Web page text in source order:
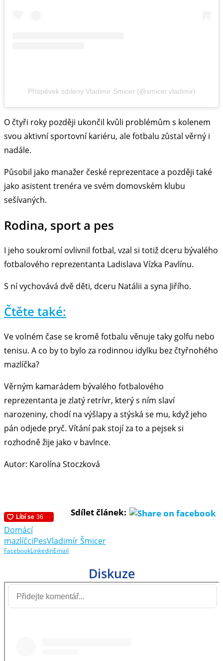
Příspěvek sdílený Vladimir Smicer (@smicer.vladimir)
O čtyři roky později ukončil kvůli problémům s kolenem
svou aktivní sportovní kariéru, ale fotbalu zůstal věrný i
nadále.
Působil jako manažer české reprezentace a později také
jako asistent trenéra ve svém domovském klubu
sešívaných.
Rodina, sport a pes
I jeho soukromí ovlivnil fotbal, vzal si totiž dceru bývalého
fotbalového reprezentanta Ladislava Vízka Pavlínu.
S ní vychovává dvě děti, dceru Natálii a syna Jiřího.
Čtěte také:
Ve volném čase se kromě fotbalu věnuje taky golfu nebo
tenisu. A co by to bylo za rodinnou idylku bez čtyřnohého
mazlíčka?
Věrným kamarádem bývalého fotbalového
reprezentanta je zlatý retrívr, který s ním slaví
narozeniny, chodí na výšlapy a stýská se mu, když jeho
pán odjede pryč. Vítání pak stojí za to a pejsek si
rozhodně žije jako v bavlnce.
Autor: Karolína Stoczková
Sdílet článek:
Domácí
mazlíčciPesVladimír Šmicer
FacebookLinkedinEmail
Diskuze